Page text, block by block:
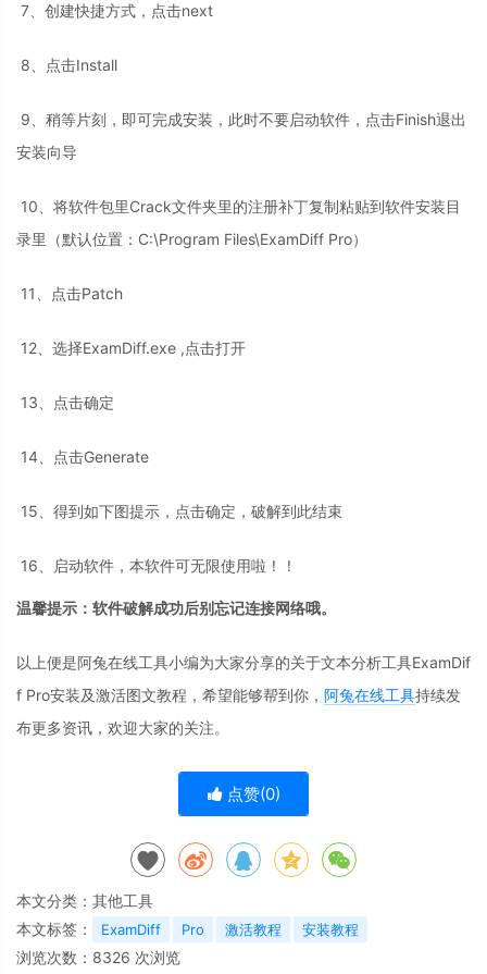
7、创建快捷方式，点击next
8、点击Install
9、稍等片刻，即可完成安装，此时不要启动软件，点击Finish退出
安装向导
10、将软件包里Crack文件夹里的注册补丁复制粘贴到软件安装目
录里（默认位置：C:\Program Files\ExamDiff Pro）
11、点击Patch
12、选择ExamDiff.exe ,点击打开
13、点击确定
14、点击Generate
15、得到如下图提示，点击确定，破解到此结束
16、启动软件，本软件可无限使用啦！！
温馨提示：软件破解成功后别忘记连接网络哦。
以上便是阿兔在线工具小编为大家分享的关于文本分析工具ExamDif
f Pro安装及激活图文教程，希望能够帮到你， 阿兔在线工具持续发
布更多资讯，欢迎大家的关注。
点赞(0)
本文分类： 其他工具
本文标签：
ExamDiff Pro 激活教程 安装教程
浏览次数： 8326 次浏览